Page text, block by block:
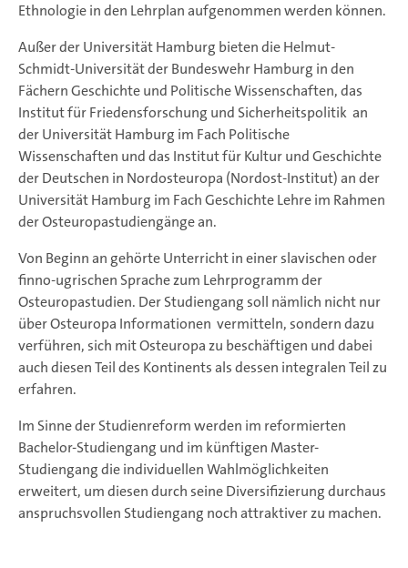
Ethnologie in den Lehrplan aufgenommen werden können.
Außer der Universität Hamburg bieten die Helmut-
Schmidt-Universität der Bundeswehr Hamburg in den
Fächern Geschichte und Politische Wissenschaften, das
Institut für Friedensforschung und Sicherheitspolitik an
der Universität Hamburg im Fach Politische
Wissenschaften und das Institut für Kultur und Geschichte
der Deutschen in Nordosteuropa (Nordost-Institut) an der
Universität Hamburg im Fach Geschichte Lehre im Rahmen
der Osteuropastudiengänge an.
Von Beginn an gehörte Unterricht in einer slavischen oder
finno-ugrischen Sprache zum Lehrprogramm der
Osteuropastudien. Der Studiengang soll nämlich nicht nur
über Osteuropa Informationen vermitteln, sondern dazu
verführen, sich mit Osteuropa zu beschäftigen und dabei
auch diesen Teil des Kontinents als dessen integralen Teil zu
erfahren.
Im Sinne der Studienreform werden im reformierten
Bachelor-Studiengang und im künftigen Master-
Studiengang die individuellen Wahlmöglichkeiten
erweitert, um diesen durch seine Diversifizierung durchaus
anspruchsvollen Studiengang noch attraktiver zu machen.